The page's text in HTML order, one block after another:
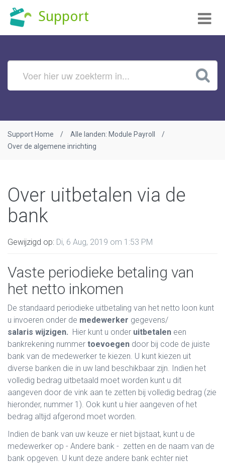
Support
Support Home
Alle landen: Module Payroll
Over de algemene inrichting
Over uitbetalen via de
bank
Gewijzigd op: Di, 6 Aug, 2019 om 1:53 PM
Vaste periodieke betaling van
het netto inkomen
De standaard periodieke uitbetaling van het netto loon kunt
u invoeren onder de medewerker gegevens/
salaris wijzigen. Hier kunt u onder uitbetalen een
bankrekening nummer toevoegen door bij code de juiste
bank van de medewerker te kiezen. U kunt kiezen uit
diverse banken die in uw land beschikbaar zijn. Indien het
volledig bedrag uitbetaald moet worden kunt u dit
aangeven door de vink aan te zetten bij volledig bedrag (zie
hieronder, nummer 1). Ook kunt u hier aangeven of het
bedrag altijd afgerond moet worden.
Indien de bank van uw keuze er niet bijstaat, kunt u de
medewerker op - Andere bank - zetten en de naam van de
bank opgeven. U kunt deze andere bank echter niet